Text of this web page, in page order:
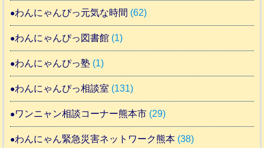
わんにゃんぴっ元気な時間 (62)
わんにゃんぴっ図書館 (1)
わんにゃんぴっ塾 (1)
わんにゃんぴっ相談室 (131)
ワンニャン相談コーナー熊本市 (29)
わんにゃん緊急災害ネットワーク熊本 (38)